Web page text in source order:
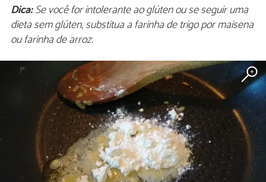
Dica:Se você for intolerante ao glúten ou se seguir uma
dieta sem glúten, substitua a farinha de trigo por maisena
ou farinha de arroz.